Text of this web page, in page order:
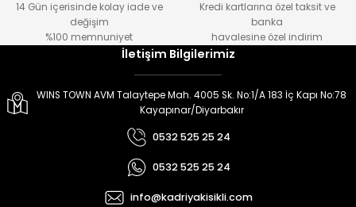
14 Gün içerisinde kolay iade ve
değişim
%100 memnuniyet
Kredi kartlarına özel taksit ve
banka
havalesine özel indirim
İletişim Bilgilerimiz
WINS TOWN AVM Talaytepe Mah. 4005 Sk. No:1/A 183 İç Kapı No:78
Kayapınar/Diyarbakır
0532 525 25 24
0532 525 25 24
info@kadriyakisikli.com